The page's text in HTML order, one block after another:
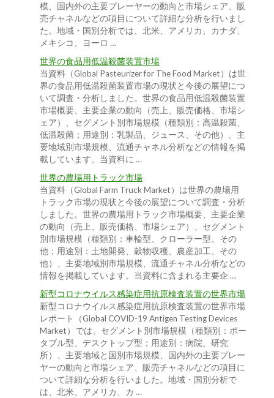
模、国内外の主要プレーヤーの動向と市場シェア、販
売チャネルなどの項目について詳細な分析を行いまし
た。地域・国別分析では、北米、アメリカ、カナダ、
メキシコ、ヨーロ …
世界の食品用低温殺菌装置市場
当資料（Global Pasteurizer for The Food Market）は世
界の食品用低温殺菌装置市場の現状と今後の展望につ
いて調査・分析しました。世界の食品用低温殺菌装置
市場概要、主要企業の動向（売上、販売価格、市場シ
ェア）、セグメント別市場規模（種類別：高温殺菌、
低温殺菌；用途別：乳製品、ジュース、その他）、主
要地域別市場規模、流通チャネル分析などの情報を掲
載しています。当資料に …
世界の農場用トラック市場
当資料（Global Farm Truck Market）は世界の農場用
トラック市場の現状と今後の展望について調査・分析
しました。世界の農場用トラック市場概要、主要企業
の動向（売上、販売価格、市場シェア）、セグメント
別市場規模（種類別：車輪型、クローラー型、その
他；用途別：土地開発、穀物収穫、農産加工、その
他）、主要地域別市場規模、流通チャネル分析などの
情報を掲載しています。当資料に含まれる主要企 …
新型コロナウイルス感染症用抗原検査装置の世界市場
新型コロナウイルス感染症用抗原検査装置の世界市場
レポート（Global COVID-19 Antigen Testing Devices
Market）では、セグメント別市場規模（種類別：ポー
タブル型、デスクトップ型；用途別：病院、研究
所）、主要地域と国別市場規模、国内外の主要プレー
ヤーの動向と市場シェア、販売チャネルなどの項目に
ついて詳細な分析を行いました。地域・国別分析で
は、北米、アメリカ、カ …